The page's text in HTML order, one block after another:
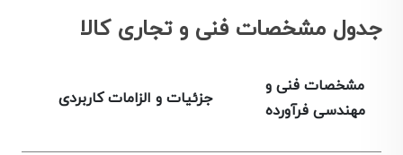
جدول مشخصات فنی و تجاری کالا
مشخصات فنی و
مهندسی فرآورده
جزئیات و الزامات کاربردی